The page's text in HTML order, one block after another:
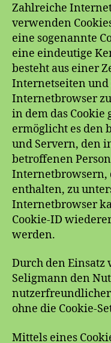
Zahlreiche
verwenden
eine sogenannte
eine eindeutige
besteht aus einer
Internetseiten und
Internetbrowser
in dem das Cookie
ermöglicht es den
und Servern, den
betroffenen
Internetbrowsern,
enthalten, zu
Internetbrowser
Cookie-ID
werden.
Durch den Einsatz
Seligmann den
ohne die Cookie-
Mittels eines